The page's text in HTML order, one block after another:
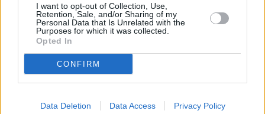
I want to opt-out of Collection, Use,
Retention, Sale, and/or Sharing of my
Personal Data that Is Unrelated with the
Purposes for which it was collected.
Opted In
CONFIRM
Data Deletion Data Access Privacy Policy